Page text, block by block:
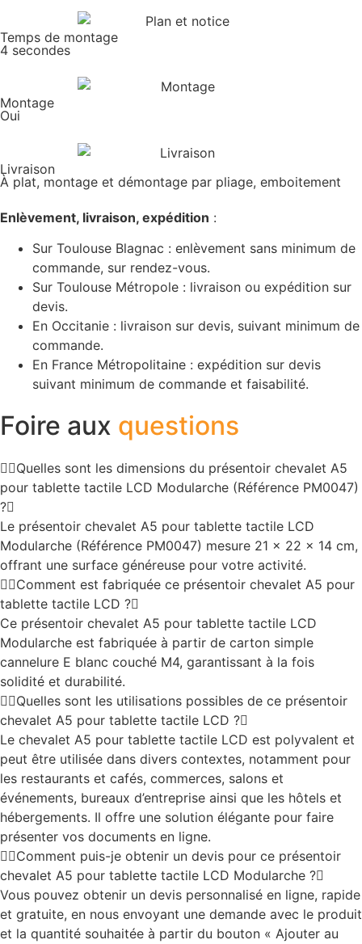
Temps de montage
4 secondes
Montage
Oui
Livraison
À plat, montage et démontage par pliage, emboitement
Enlèvement, livraison, expédition :
Sur Toulouse Blagnac : enlèvement sans minimum de
commande, sur rendez-vous.
Sur Toulouse Métropole : livraison ou expédition sur
devis.
En Occitanie : livraison sur devis, suivant minimum de
commande.
En France Métropolitaine : expédition sur devis
suivant minimum de commande et faisabilité.
Foire aux questions
Quelles sont les dimensions du présentoir chevalet A5
pour tablette tactile LCD Modularche (Référence PM0047)
?
Le présentoir chevalet A5 pour tablette tactile LCD
Modularche (Référence PM0047) mesure 21 x 22 x 14 cm,
offrant une surface généreuse pour votre activité.
Comment est fabriquée ce présentoir chevalet A5 pour
tablette tactile LCD ?
Ce présentoir chevalet A5 pour tablette tactile LCD
Modularche est fabriquée à partir de carton simple
cannelure E blanc couché M4, garantissant à la fois
solidité et durabilité.
Quelles sont les utilisations possibles de ce présentoir
chevalet A5 pour tablette tactile LCD ?
Le chevalet A5 pour tablette tactile LCD est polyvalent et
peut être utilisée dans divers contextes, notamment pour
les restaurants et cafés, commerces, salons et
événements, bureaux d’entreprise ainsi que les hôtels et
hébergements. Il offre une solution élégante pour faire
présenter vos documents en ligne.
Comment puis-je obtenir un devis pour ce présentoir
chevalet A5 pour tablette tactile LCD Modularche ?
Vous pouvez obtenir un devis personnalisé en ligne, rapide
et gratuite, en nous envoyant une demande avec le produit
et la quantité souhaitée à partir du bouton « Ajouter au